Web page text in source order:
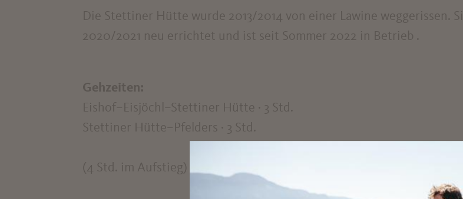
Die Stettiner Hütte wurde 2013/2014 von einer Lawine weggerissen.
2020/2021 neu errichtet und ist seit Sommer 2022 in Betrieb .
Gehzeiten:
Eishof–Eisjöchl–Stettiner Hütte · 3 Std.
Stettiner Hütte–Pfelders · 3 Std.
(4 Std. im Aufstieg)